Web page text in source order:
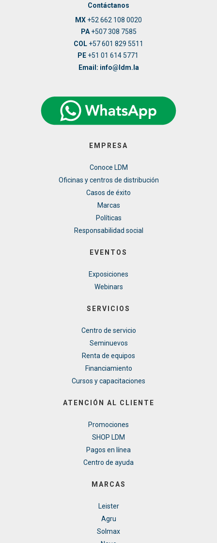
Contáctanos
MX +52 662 108 0020
PA+507 308 7585
COL +57 601 829 5511
PE +51 01 614 5771
Email: info@ldm.la
EMPRESA
Conoce LDM
Oficinas y centros de distribución
Casos de éxito
Marcas
Políticas
Responsabilidad social
EVENTOS
Exposiciones
Webinars
SERVICIOS
Centro de servicio
Seminuevos
Renta de equipos
Financiamiento
Cursos y capacitaciones
ATENCIÓN AL CLIENTE
Promociones
SHOP LDM
Pagos en línea
Centro de ayuda
MARCAS
Leister
Agru
Solmax